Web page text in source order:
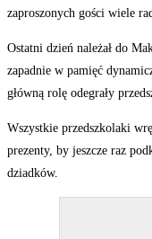
zaproszonych gości wiele
Ostatni dzień należał do
zapadnie w pamięć
główną rolę odegrały
Wszystkie przedszkolaki
prezenty, by jeszcze raz
dziadków.